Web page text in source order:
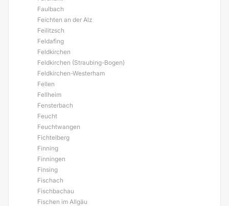
Faulbach
Feichten an der Alz
Feilitzsch
Feldafing
Feldkirchen
Feldkirchen (Straubing-Bogen)
Feldkirchen-Westerham
Fellen
Fellheim
Fensterbach
Feucht
Feuchtwangen
Fichtelberg
Finning
Finningen
Finsing
Fischach
Fischbachau
Fischen im Allgäu